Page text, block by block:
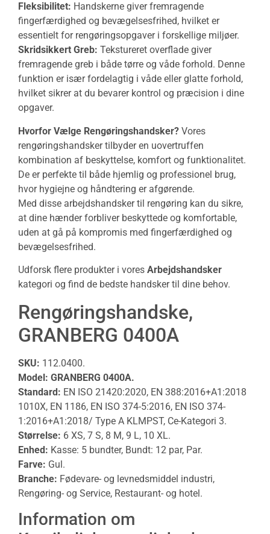
Fleksibilitet: Handskerne giver fremragende
fingerfærdighed og bevægelsesfrihed, hvilket er
essentielt for rengøringsopgaver i forskellige miljøer.
Skridsikkert Greb: Tekstureret overflade giver
fremragende greb i både tørre og våde forhold. Denne
funktion er især fordelagtig i våde eller glatte forhold,
hvilket sikrer at du bevarer kontrol og præcision i dine
opgaver.
Hvorfor Vælge Rengøringshandsker? Vores
rengøringshandsker tilbyder en uovertruffen
kombination af beskyttelse, komfort og funktionalitet.
De er perfekte til både hjemlig og professionel brug,
hvor hygiejne og håndtering er afgørende.
Med disse arbejdshandsker til rengøring kan du sikre,
at dine hænder forbliver beskyttede og komfortable,
uden at gå på kompromis med fingerfærdighed og
bevægelsesfrihed.
Udforsk flere produkter i vores Arbejdshandsker
kategori og find de bedste handsker til dine behov.
Rengøringshandske,
GRANBERG 0400A
SKU: 112.0400.
Model: GRANBERG 0400A.
Standard: EN ISO 21420:2020, EN 388:2016+A1:2018
1010X, EN 1186, EN ISO 374-5:2016, EN ISO 374-
1:2016+A1:2018/ Type A KLMPST, Ce-Kategori 3.
Størrelse: 6 XS, 7 S, 8 M, 9 L, 10 XL.
Enhed: Kasse: 5 bundter, Bundt: 12 par, Par.
Farve: Gul.
Branche: Fødevare- og levnedsmiddel industri,
Rengøring- og Service, Restaurant- og hotel.
Information om